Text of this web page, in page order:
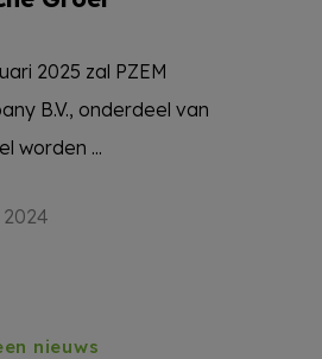
2025 zal PZEM
B.V., onderdeel van
worden ...
nieuws